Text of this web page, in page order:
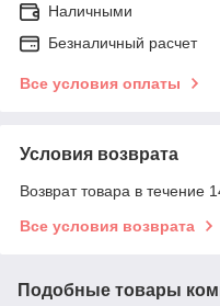
Наличными
Безналичный расчет
Все условия оплаты
Условия возврата
Возврат товара в течение
Все условия возврата
Подобные товары